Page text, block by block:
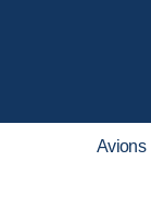
Avions